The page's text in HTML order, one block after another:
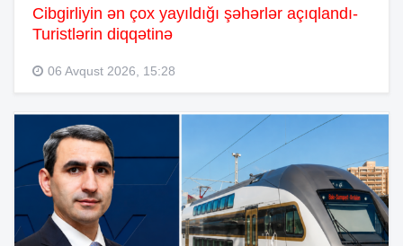
Cibgirliyin ən çox yayıldığı şəhərlər açıqlandı-
Turistlərin diqqətinə
06 Avqust 2026, 15:28